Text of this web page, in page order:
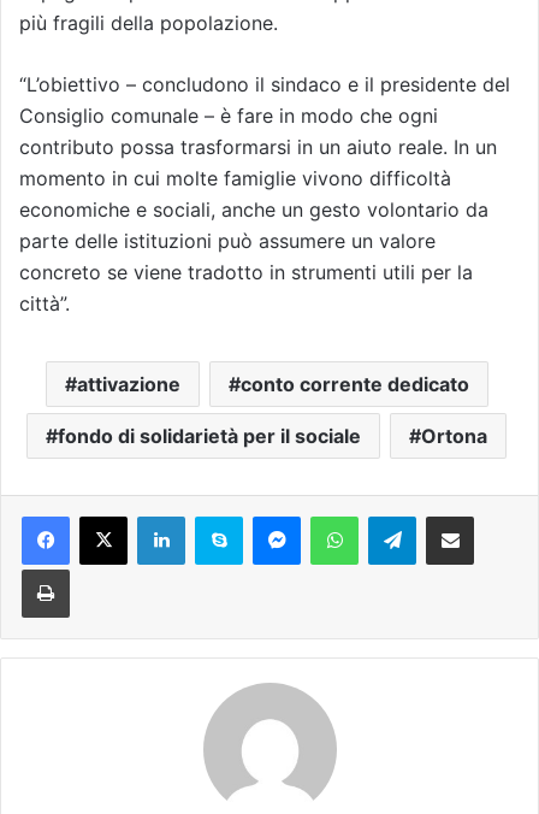
più fragili della popolazione.
“L’obiettivo – concludono il sindaco e il presidente del
Consiglio comunale – è fare in modo che ogni
contributo possa trasformarsi in un aiuto reale. In un
momento in cui molte famiglie vivono difficoltà
economiche e sociali, anche un gesto volontario da
parte delle istituzioni può assumere un valore
concreto se viene tradotto in strumenti utili per la
città”.
attivazione conto corrente dedicato
fondo di solidarietà per il sociale Ortona
Telegram